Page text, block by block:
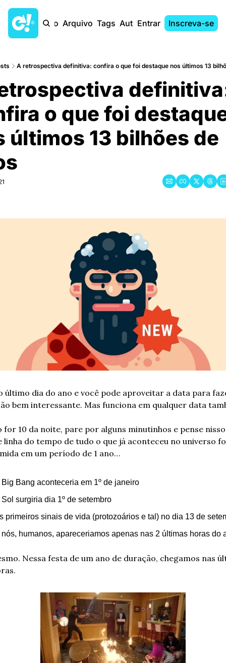
Início Arquivo Tags AutoresEntrar Inscreva-se
A retrospectiva definitiva: confira o que foi destaque nos últimos 13
o que foi
últimos 13 bilhões de
último dia do ano e você pode aproveitar a data para
bem interessante. Mas funciona em qualquer data
for 10 da noite, pare por alguns minutinhos e pense
linha do tempo de tudo o que já aconteceu no universo
em um período de 1 ano…
Bang aconteceria em 1º de janeiro
surgiria dia 1º de setembro
primeiros sinais de vida (protozoários e tal) no dia 13 de
nós, humanos, apareceriamos apenas nas 2 últimas horas do
Nessa festa de um ano de duração, chegamos nas